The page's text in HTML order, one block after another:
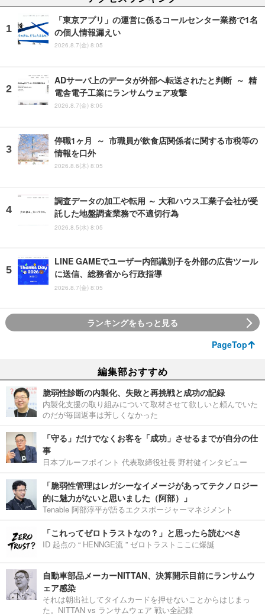
「東京アプリ」の運営に係るコールセンター業務で1名
の個人情報漏えい
2026.8.7(金) 8:05
ADサーバ上のデータが外部へ転送されたと判断 ～ 精
電舎電子工業にランサムウェア攻撃
2026.8.7(金) 8:05
停職1ヶ月 ～ 市職員が飲食店関係者に関する市税等の
情報を口外
2026.8.6(木) 8:05
調査データの加工や転用 ～ 大和ハウス工業子会社が受
託した地盤調査業務で不適切行為
2026.8.5(水) 8:05
LINE GAMEでユーザー内部識別子を外部の広告ツール
に送信、総務省から行政指導
2026.8.7(金) 8:05
ランキングをもっと見る
PageTop
編集部おすすめ
脆弱性診断の内製化、失敗と再挑戦と成功の記録
内製化支援の取り組みについて取材させて欲しいと頼んでいた
のだが毎回返事は芳しくなかった
「守る」だけでなくお客を「成功」させるまでが自分の仕
事
日本プルーフポイント 代表取締役社長 野村健インタビュー
「脆弱性管理はレガシーなイメージがあってテクノロジー
的に魅力がないと思いました（阿部）」
Tenable 阿部淳平が語るエクスポージャーマネジメント
「これってゼロトラストなの？」と思ったら読むべき
ID 起点の “ HENNGE流 ” ゼロトラストここに爆誕
自動車部品メーカーNITTAN、決算開示目前にランサムウ
ェア感染
それは朝出社してタイムカードを押せないことからはじまっ
た。NITTAN vs ランサムウェア 戦い全記録